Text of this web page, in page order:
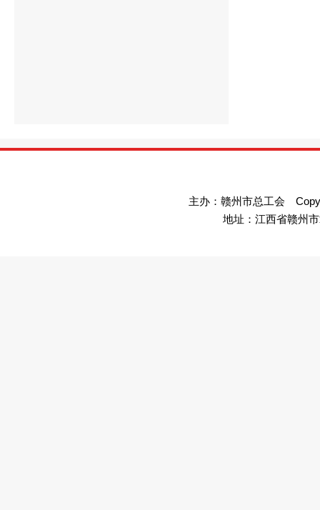
主办：赣州市总工会
地址：江西省赣州